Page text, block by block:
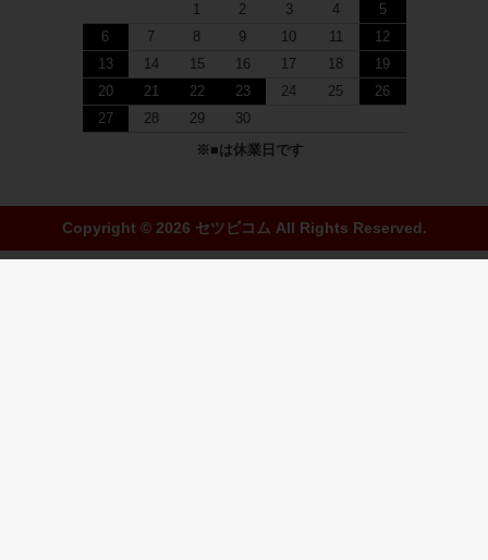
1
2 3 4
5
6
7 8 9 10 11
12
13
14 15 16 17 18
19
20
21 22 23 24 25
26
27
28 29 30
※ ■は休業日です
Copyright © 2026 セツビコム All Rights Reserved.